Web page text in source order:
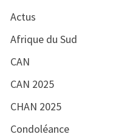
Actus
Afrique du Sud
CAN
CAN 2025
CHAN 2025
Condoléance